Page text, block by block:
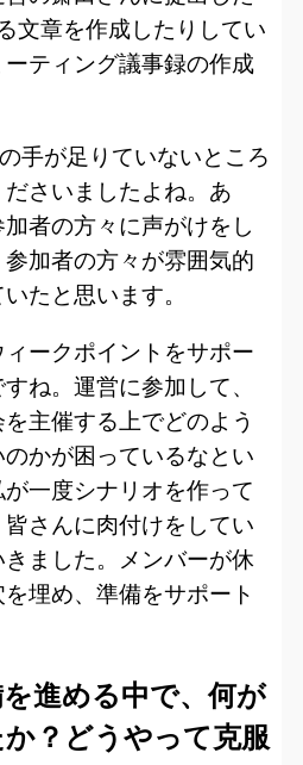
文章を作成したりしてい
ティング議事録の作成
手が足りていないところ
さいましたよね。あ
者の方々に声がけをし
加者の方々が雰囲気的
たと思います。
ィークポイントをサポー
ね。運営に参加して、
主催する上でどのよう
かが困っているなとい
一度シナリオを作って
さんに肉付けをしてい
ました。メンバーが休
埋め、準備をサポート
進める中で、何が
？どうやって克服